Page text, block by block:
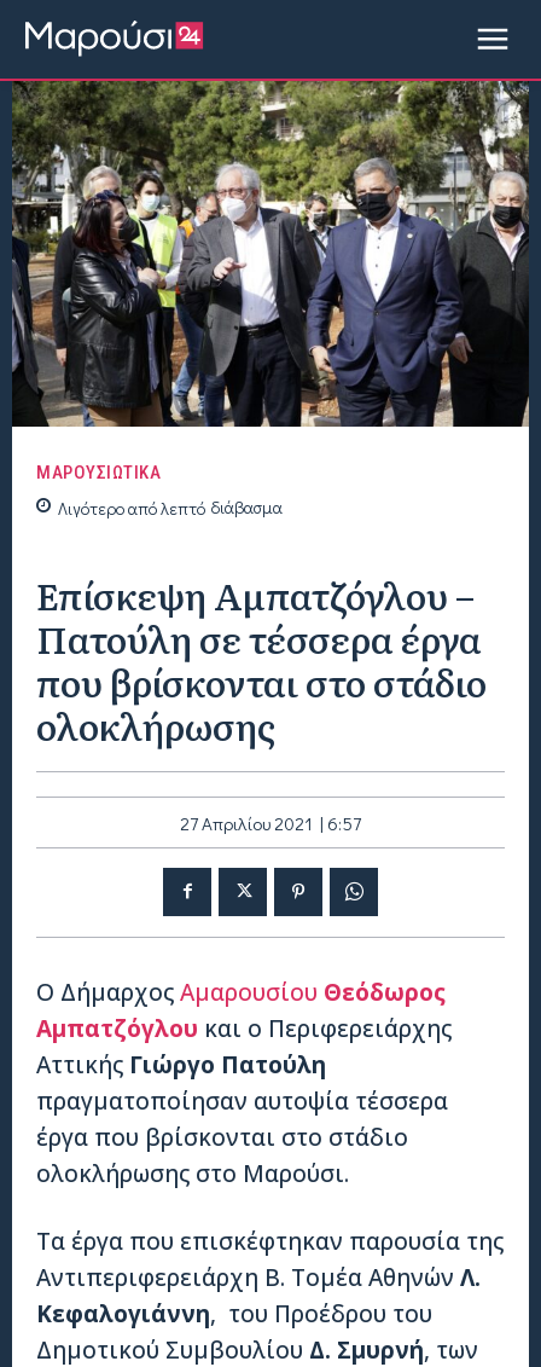
ΜΑΡΟΥΣΙΩΤΙΚΑ
Λιγότερο απόλεπτό διάβασμα
Επίσκεψη Αμπατζόγλου –
Πατούλη σε τέσσερα έργα
που βρίσκονται στο στάδιο
ολοκλήρωσης
27 Απριλίου 2021 | 6:57
Ο ΔήμαρχοςΑμαρουσίου Θεόδωρος
Αμπατζόγλου και ο Περιφερειάρχης
Αττικής Γιώργο Πατούλη
πραγματοποίησαν αυτοψία τέσσερα
έργα που βρίσκονται στο στάδιο
ολοκλήρωσης στο Μαρούσι.
Τα έργα που επισκέφτηκαν παρουσία της
Αντιπεριφερειάρχη Β. Τομέα Αθηνών Λ.
Κεφαλογιάννη, του Προέδρου του
Δημοτικού Συμβουλίου Δ. Σμυρνή, των